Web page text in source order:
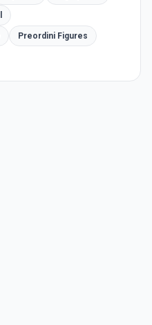
Preordini Figures